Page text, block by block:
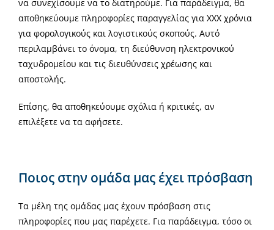
να συνεχίσουμε να το διατηρούμε. Για παράδειγμα, θα
αποθηκεύουμε πληροφορίες παραγγελίας για XXX χρόνια
για φορολογικούς και λογιστικούς σκοπούς. Αυτό
περιλαμβάνει το όνομα, τη διεύθυνση ηλεκτρονικού
ταχυδρομείου και τις διευθύνσεις χρέωσης και
αποστολής.
Επίσης, θα αποθηκεύουμε σχόλια ή κριτικές, αν
επιλέξετε να τα αφήσετε.
Ποιος στην ομάδα μας έχει πρόσβαση
Τα μέλη της ομάδας μας έχουν πρόσβαση στις
πληροφορίες που μας παρέχετε. Για παράδειγμα, τόσο οι